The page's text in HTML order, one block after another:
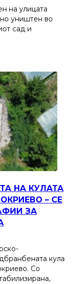
на улицата
уништен во
сад и
НА КУЛАТА
– СЕ
ЗА
кула
Со